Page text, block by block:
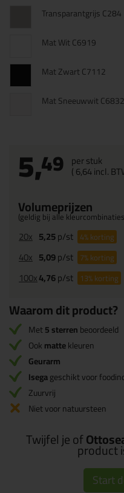
Transparantgrijs C284
Mat Wit C6919
Mat Zwart C7112
Mat Sneeuwwit C6832
5,49 per stuk
(6,64incl.
Volumeprijzen
(geldig bij alle
20x 5,25p/st 4%korting
40x 5,09p/st 7%korting
100x4,76p/st 13%korting
Waarom dit product?
Met5 sterrenbeoordeeld
Ookmattekleuren
Geurarm
Isegageschikt voor
Zuurvrij
Niet voor natuursteen
Twijfel je ofproduct
Start